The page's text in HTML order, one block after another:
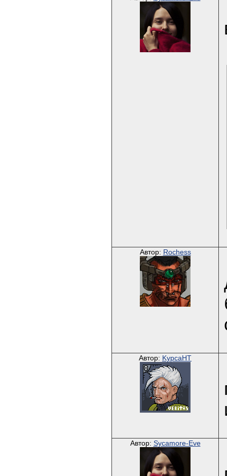
Автор: Rochess
Автор: KypcaHT
Автор: Sycamore-Eve